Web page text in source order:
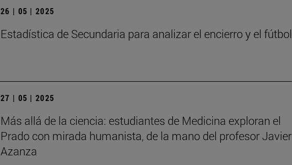
26 | 05 | 2025
Estadística de Secundaria para analizar el encierro y el fútbol
27 | 05 | 2025
Más allá de la ciencia: estudiantes de Medicina exploran el
Prado con mirada humanista, de la mano del profesor Javier
Azanza